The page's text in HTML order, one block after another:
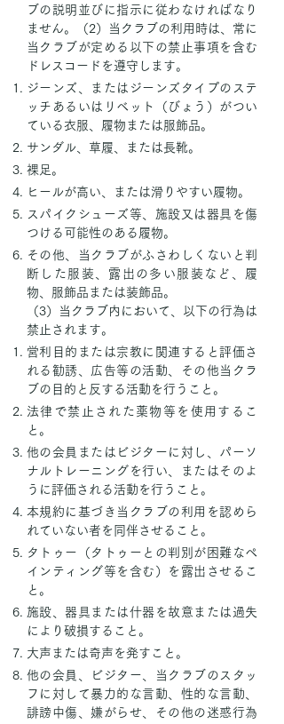
ブの説明並びに指示に従わなければなり
ません。（2）当クラブの利用時は、常に
当クラブが定める以下の禁止事項を含む
ドレスコードを遵守します。
ジーンズ、またはジーンズタイプのステ
ッチあるいはリベット（びょう）がつい
ている衣服、履物または服飾品。
サンダル、草履、または長靴。
裸足。
ヒールが高い、または滑りやすい履物。
スパイクシューズ等、施設又は器具を傷
つける可能性のある履物。
その他、当クラブがふさわしくないと判
断した服装、露出の多い服装など、履
物、服飾品または装飾品。
​（3）当クラブ内において、以下の行為は
禁止されます。
営利目的または宗教に関連すると評価さ
れる勧誘、広告等の活動、その他当クラ
ブの目的と反する活動を行うこと。
法律で禁止された薬物等を使用するこ
と。
他の会員またはビジターに対し、パーソ
ナルトレーニングを行い、またはそのよ
うに評価される活動を行うこと。
本規約に基づき当クラブの利用を認めら
れていない者を同伴させること。
タトゥー（タトゥーとの判別が困難なペ
インティング等を含む）を露出させるこ
と。
施設、器具または什器を故意または過失
により破損すること。
大声または奇声を発すこと。
他の会員、ビジター、当クラブのスタッ
フに対して暴力的な言動、性的な言動、
誹謗中傷、嫌がらせ、その他の迷惑行為